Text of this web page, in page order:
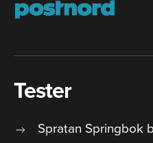
Tester
Spratan Springbok